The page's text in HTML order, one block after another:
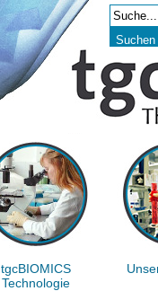
tgcBIOMICS
Technologie